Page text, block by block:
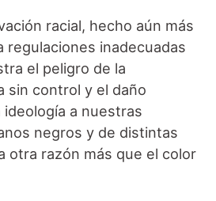
racial, hecho aún más
regulaciones inadecuadas
el peligro de la
sin control y el daño
a nuestras
negros y de distintas
otra razón más que el color